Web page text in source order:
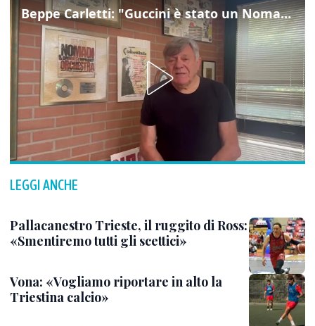
Beppe Carletti: "Guccini è stato un Nomade"
LEGGI ANCHE
Pallacanestro Trieste, il ruggito di Ross:
«Smentiremo tutti gli scettici»
Vona: «Vogliamo riportare in alto la
Triestina calcio»